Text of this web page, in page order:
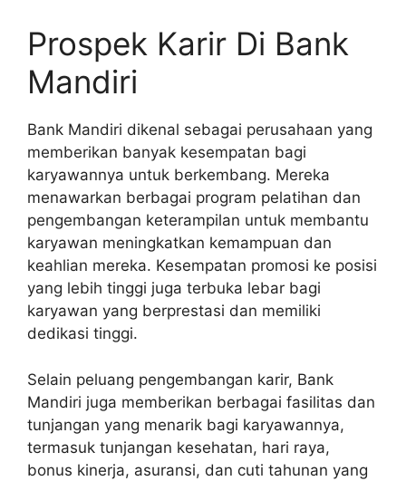
Prospek Karir Di Bank
Mandiri
Bank Mandiri dikenal sebagai perusahaan yang
memberikan banyak kesempatan bagi
karyawannya untuk berkembang. Mereka
menawarkan berbagai program pelatihan dan
pengembangan keterampilan untuk membantu
karyawan meningkatkan kemampuan dan
keahlian mereka. Kesempatan promosi ke posisi
yang lebih tinggi juga terbuka lebar bagi
karyawan yang berprestasi dan memiliki
dedikasi tinggi.
Selain peluang pengembangan karir, Bank
Mandiri juga memberikan berbagai fasilitas dan
tunjangan yang menarik bagi karyawannya,
termasuk tunjangan kesehatan, hari raya,
bonus kinerja, asuransi, dan cuti tahunan yang